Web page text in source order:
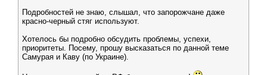
Подробностей не знаю, слышал, что запорожчане даже
красно-черный стяг используют.
Хотелось бы подробно обсудить проблемы, успехи,
приоритеты. Посему, прошу высказаться по данной теме
Самурая и Каву (по Украине).